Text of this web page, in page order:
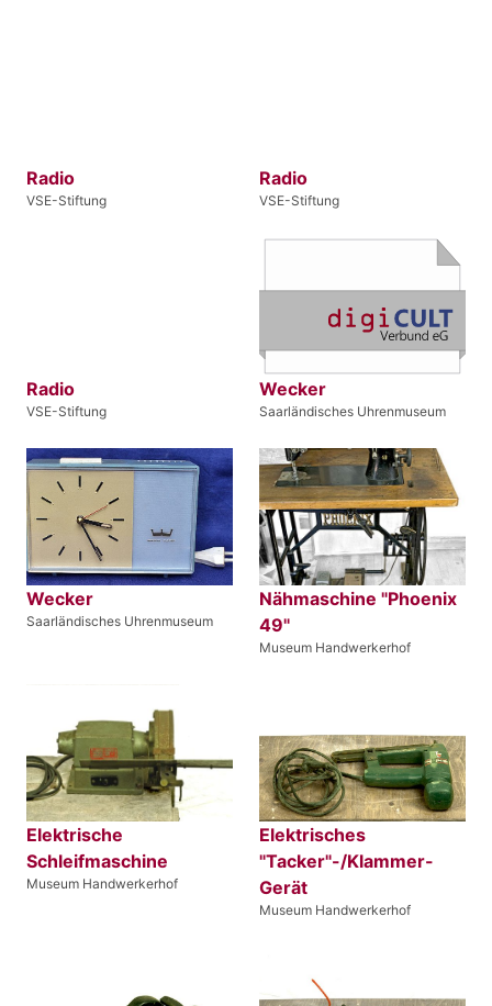
Radio
VSE-Stiftung
Radio
VSE-Stiftung
Radio
VSE-Stiftung
Wecker
Saarländisches Uhrenmuseum
Wecker
Saarländisches Uhrenmuseum
Nähmaschine "Phoenix
49"
Museum Handwerkerhof
Elektrische
Schleifmaschine
Museum Handwerkerhof
Elektrisches
"Tacker"-/Klammer-
Gerät
Museum Handwerkerhof